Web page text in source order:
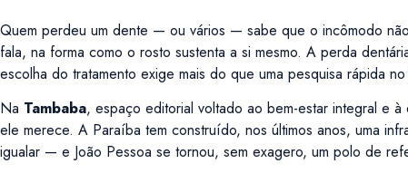
Quem perdeu um dente — ou vários — sabe que o incômodo
fala, na forma como o rosto sustenta a si mesmo. A perda
escolha do tratamento exige mais do que uma pesquisa rápida
Na Tambaba, espaço editorial voltado ao bem-estar integral e
ele merece. A Paraíba tem construído, nos últimos anos, uma
igualar — e João Pessoa se tornou, sem exagero, um polo de